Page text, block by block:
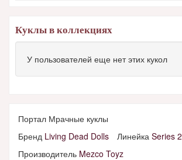
Куклы в коллекциях
У пользователей еще нет этих кукол
Портал Мрачные куклы
Бренд Living Dead Dolls Линейка Series 2
Производитель Mezco Toyz